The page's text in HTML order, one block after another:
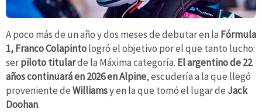
A poco más de un año y dos meses de debutar en la Fórmula
1, Franco Colapintologró el objetivo por el que tanto lucho:
serpiloto titularde la Máxima categoría. El argentino de 22
años continuará en 2026 en Alpine, escudería a la que llegó
proveniente deWilliamsy en la que tomó el lugar de Jack
Doohan.